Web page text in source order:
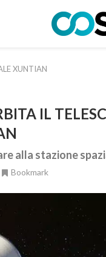
XUNTIAN
IL
alla stazione
Bookmark